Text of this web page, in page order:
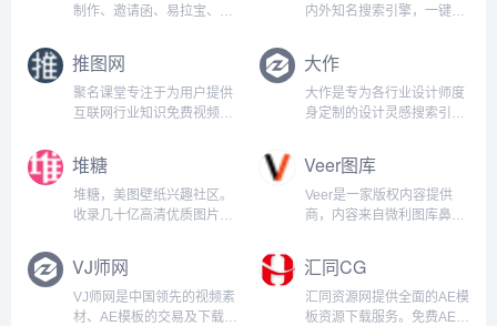
一键稿定设计印刷,并能在线
制作、邀请函、易拉宝、
众号首图、在线PS等免费设
计素材和模板，可在线一键
搞定设计、印刷并能在线图
片编辑、照片编辑。...
内外知名搜索引擎，一键搜
更有海量丰富图库素材资源
免费获取，主打二次元、插
画、唯美、风景、美女壁
纸，分类明细，主题齐全！
推图网
聚名课堂专注于为用户提供
互联网行业知识免费视频，
建站seo基础教程、商标基
础知识等多领域在线视频免
费观看，让用户高效学习多
种知识技能。推图网
大作
大作是专为各行业设计师度
身定制的设计灵感搜索引
网站,例如Pinterest官网网页
版，目前在库21.2亿创意设
计、设计素材、摄影大图，
并且保持每日更新量在25万
堆糖
堆糖，美图壁纸兴趣社区。
收录几十亿高清优质图片，
键收藏下载美图，点亮生活
无限灵感，做你的美好研究
所：拥有高清壁纸、情侣头
像、明星爱豆、影视动漫、
Veer图库
Veer是一家版权内容提供
商，内容来自微利图库鼻祖
资源，包含图片、插画、矢
量图、设计素材等，100%
正版，单张低至4元，永久
商用使用权；目前拥有25万
VJ师网
VJ师网是中国领先的视频素
材、AE模板的交易及下载网
汇同CG
汇同资源网提供全面的AE模
板资源下载服务。免费AE模